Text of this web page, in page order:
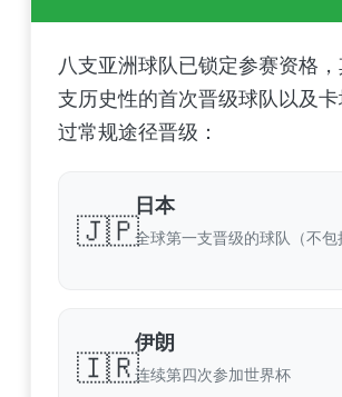
八支亚洲球队已锁定参赛资格
支历史性的首次晋级球队以及
过常规途径晋级：
🇯🇵
日本
全球第一支晋级的球队（不包
🇮🇷
伊朗
连续第四次参加世界杯